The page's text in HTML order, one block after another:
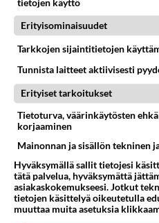
macOS: Sisältää
tiedostot. Esimerkiksi
Järjestelmätiedot:
sovi tässä lueteltuihin
kategoriaan sisältyy
käyttämiä tiedostoja ja
lokitiedostoja,
virtuaalimuistitiedostoja
järjestelmän resursseja.
väliaikaistiedostot,
liitännäiset. Et voi
sisältöä. macOS
tietojen käyttö
Erityisominaisuudet
Tarkkojen sijaintitietojen
Tunnista laitteet aktiivisesti
Erityiset tarkoitukset
Tietoturva, väärinkäytösten
korjaaminen
Mainonnan ja sisällön tekninen
Hyväksymällä sallit tietojesi
tätä palvelua, hyväksymättä
asiakaskokemukseesi. Jotkut
tietojen käsittelyä oikeutetulla
muuttaa muita asetuksia